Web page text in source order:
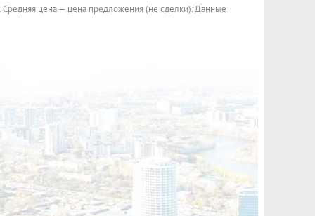
цена — цена предложения (не сделки). Данные